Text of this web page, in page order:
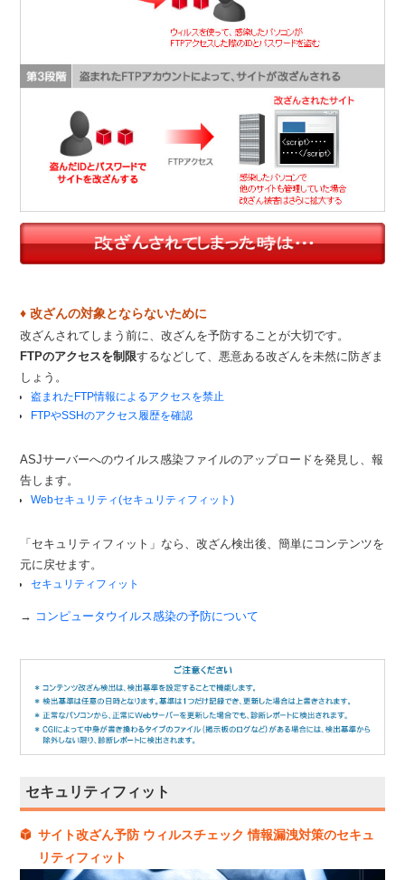
♦ 改ざんの対象とならないために
改ざんされてしまう前に、改ざんを予防することが大切です。
FTPのアクセスを制限するなどして、悪意ある改ざんを未然に防ぎま
しょう。
盗まれたFTP情報によるアクセスを禁止
FTPやSSHのアクセス履歴を確認
ASJサーバーへのウイルス感染ファイルのアップロードを発見し、報
告します。
Webセキュリティ(セキュリティフィット)
「セキュリティフィット」なら、改ざん検出後、簡単にコンテンツを
元に戻せます。
セキュリティフィット
→ コンピュータウイルス感染の予防について
セキュリティフィット
サイト改ざん予防 ウィルスチェック 情報漏洩対策のセキュ
リティフィット